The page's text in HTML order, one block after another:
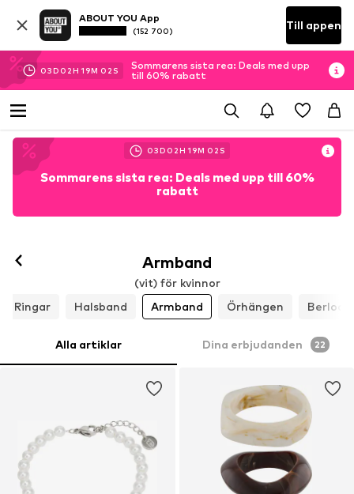
ABOUT YOU App
(152 700) Till appen
03D 02H 19M 00 S
Sommarens sista rea: Deals med upp
till 60% rabatt
03D 02H 19M 00 S
Sommarens sista rea: Deals med upp till 60%
rabatt
Armband
(vit) för kvinnor
Ringar
Halsband Armband Örhängen
Alla artiklar Dina erbjudanden 22